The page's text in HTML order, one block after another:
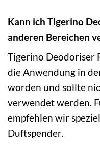
Kann ich Tigerino
anderen Bereichen
Tigerino Deodoriser
die Anwendung in
worden und sollte
verwendet werden.
empfehlen wir
Duftspender.